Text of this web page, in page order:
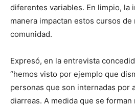
diferentes variables. En limpio, la
manera impactan estos cursos
comunidad.
Expresó, en la entrevista
“hemos visto por ejemplo que
personas que son internadas por
diarreas. A medida que se